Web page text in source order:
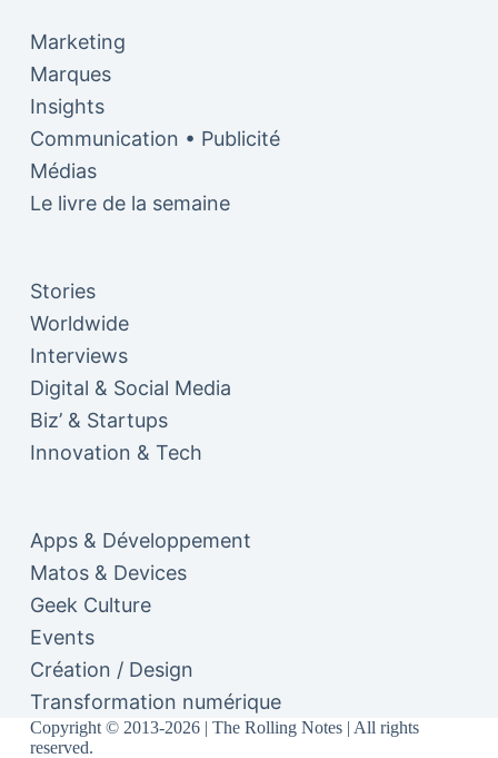
Marketing
Marques
Insights
Communication • Publicité
Médias
Le livre de la semaine
Stories
Worldwide
Interviews
Digital & Social Media
Biz’ & Startups
Innovation & Tech
Apps & Développement
Matos & Devices
Geek Culture
Events
Création / Design
Transformation numérique
Copyright © 2013-2026 | The Rolling Notes | All rights
reserved.